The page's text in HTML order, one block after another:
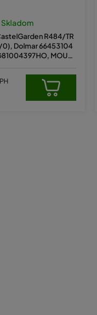
R484/TR
Dolmar 66453104
MOUNT
Skladom